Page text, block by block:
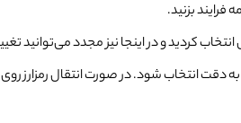
بزنید.
کردید و در اینجا نیز مجدد می‌توانید
دقت انتخاب شود. در صورت انتقال رمزارز